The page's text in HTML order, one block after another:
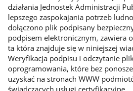
działania Jednostek Administracji
lepszego zaspokajania potrzeb
dołączono plik podpisany
podpisem elektronicznym, zawiera
ta która znajduje się w niniejszej
Weryfikacja podpisu i odczytanie
oprogramowania, które bez
uzyskać na stronach WWW
świadczących usługi certyfikacyjne.